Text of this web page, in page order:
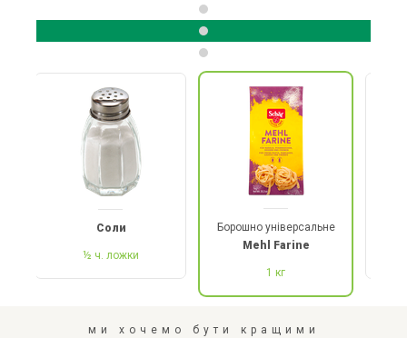
Соли
½ ч. ложки
Борошно універсальне
Mehl Farine
1 кг
ми хочемо бути кращими